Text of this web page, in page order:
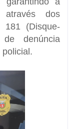
através dos
181 (Disque-
denúncia